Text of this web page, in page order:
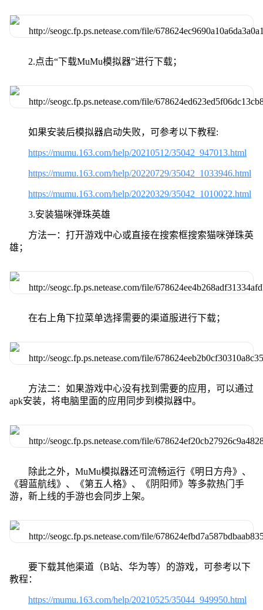
2.点击“下载MuMu模拟器”进行下载；
如果安装后模拟器启动失败，可参考以下教程:
https://mumu.163.com/help/20210512/35042_947013.html
https://mumu.163.com/help/20220729/35042_1033946.html
https://mumu.163.com/help/20220329/35042_1010022.html
3.安装猫咪弹珠英雄
方法一：打开游戏中心或直接在搜索框搜索猫咪弹珠英
雄；
在右上角下拉菜单选择需要的渠道服进行下载；
方法二：如果游戏中心没有找到需要的应用，可以通过
apk安装，将电脑里面的应用同步到模拟器中。
除此之外，MuMu模拟器还可流畅运行《明日方舟》、
《碧蓝航线》、《第五人格》、《阴阳师》等多款热门手
游，新上线的手游也会同步上架。
要下载其他渠道（B站、华为等）的游戏，可参考以下
教程：
https://mumu.163.com/help/20210525/35044_949950.html